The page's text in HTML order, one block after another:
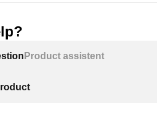
Product assistent